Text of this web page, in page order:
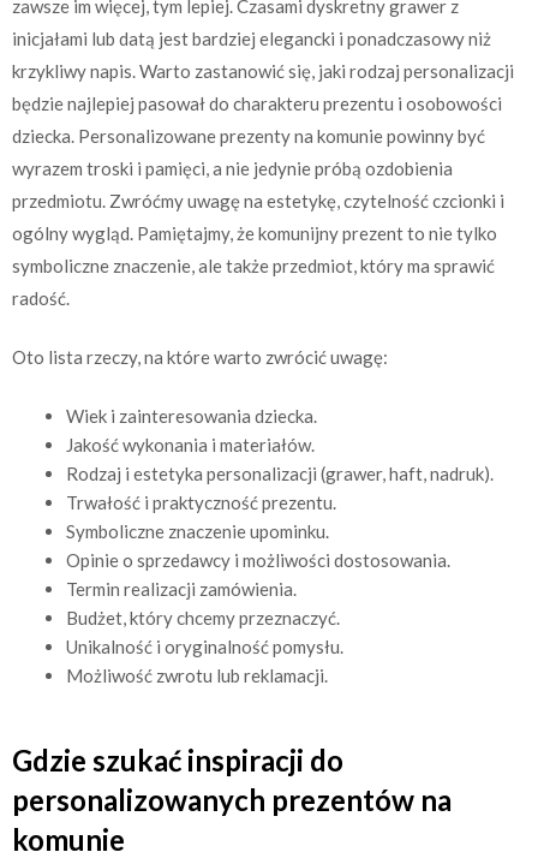
zawsze im więcej, tym lepiej. Czasami dyskretny grawer z
inicjałami lub datą jest bardziej elegancki i ponadczasowy niż
krzykliwy napis. Warto zastanowić się, jaki rodzaj personalizacji
będzie najlepiej pasował do charakteru prezentu i osobowości
dziecka. Personalizowane prezenty na komunie powinny być
wyrazem troski i pamięci, a nie jedynie próbą ozdobienia
przedmiotu. Zwróćmy uwagę na estetykę, czytelność czcionki i
ogólny wygląd. Pamiętajmy, że komunijny prezent to nie tylko
symboliczne znaczenie, ale także przedmiot, który ma sprawić
radość.
Oto lista rzeczy, na które warto zwrócić uwagę:
Wiek i zainteresowania dziecka.
Jakość wykonania i materiałów.
Rodzaj i estetyka personalizacji (grawer, haft, nadruk).
Trwałość i praktyczność prezentu.
Symboliczne znaczenie upominku.
Opinie o sprzedawcy i możliwości dostosowania.
Termin realizacji zamówienia.
Budżet, który chcemy przeznaczyć.
Unikalność i oryginalność pomysłu.
Możliwość zwrotu lub reklamacji.
Gdzie szukać inspiracji do
personalizowanych prezentów na
komunie